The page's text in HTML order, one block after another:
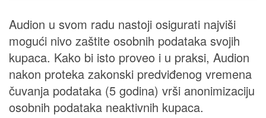
Audion u svom radu nastoji osigurati najviši
mogući nivo zaštite osobnih podataka svojih
kupaca. Kako bi isto proveo i u praksi, Audion
nakon proteka zakonski predviđenog vremena
čuvanja podataka (5 godina) vrši anonimizaciju
osobnih podataka neaktivnih kupaca.